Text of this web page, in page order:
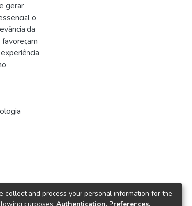
gerar
o
da
collect and process your personal information for the
purposes: Authentication, Preferences,